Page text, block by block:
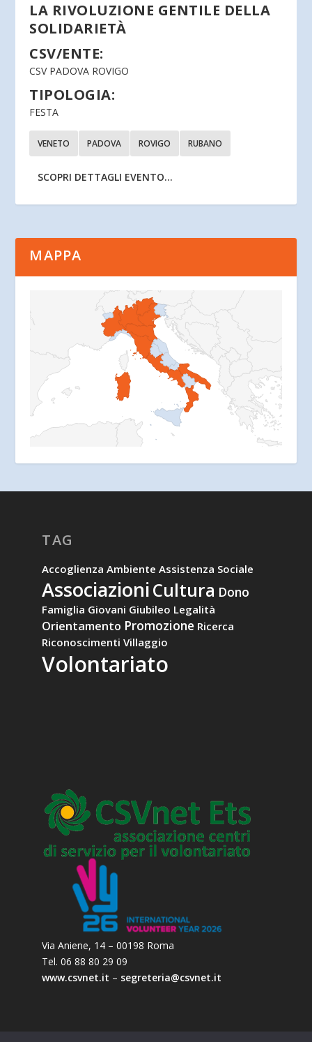
LA RIVOLUZIONE GENTILE DELLA
SOLIDARIETÀ
CSV/ENTE:
CSV PADOVA ROVIGO
TIPOLOGIA:
FESTA
VENETO PADOVA ROVIGO RUBANO
SCOPRI DETTAGLI EVENTO...
MAPPA
TAG
Accoglienza Ambiente Assistenza Sociale
AssociazioniCultura Dono
Famiglia Giovani Giubileo Legalità
Orientamento Promozione Ricerca
Riconoscimenti Villaggio
Volontariato
Via Aniene, 14 – 00198 Roma
Tel. 06 88 80 29 09
www.csvnet.it – segreteria@csvnet.it